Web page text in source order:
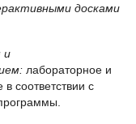
досками
и
лабораторное и
соответствии с